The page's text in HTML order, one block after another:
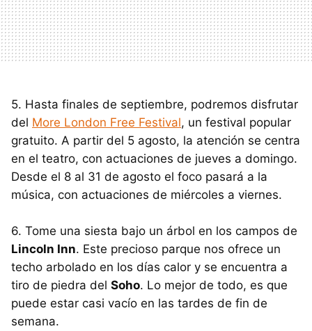
5. Hasta finales de septiembre, podremos disfrutar
del More London Free Festival, un festival popular
gratuito. A partir del 5 agosto, la atención se centra
en el teatro, con actuaciones de jueves a domingo.
Desde el 8 al 31 de agosto el foco pasará a la
música, con actuaciones de miércoles a viernes.
6. Tome una siesta bajo un árbol en los campos de
Lincoln Inn. Este precioso parque nos ofrece un
techo arbolado en los días calor y se encuentra a
tiro de piedra del Soho. Lo mejor de todo, es que
puede estar casi vacío en las tardes de fin de
semana.